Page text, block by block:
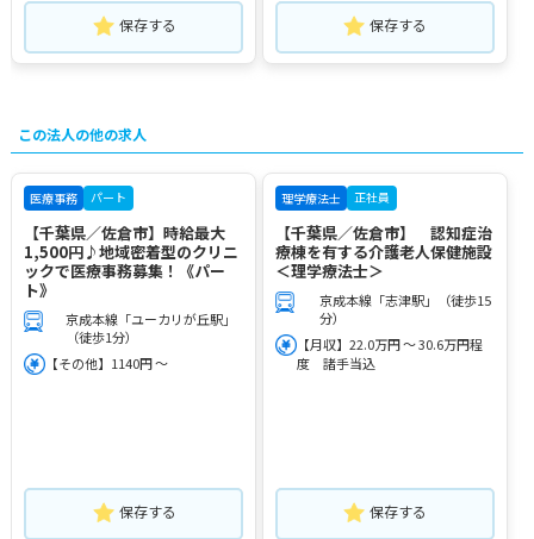
保存する 保存する
この法人の他の求人
医療事務 パート
【千葉県／佐倉市】時給最大
1,500円♪地域密着型のクリニ
ックで医療事務募集！《パー
ト》
京成本線「ユーカリが丘駅」
（徒歩1分）
【その他】1140円 ～
保存する
理学療法士 正社員
【千葉県／佐倉市】 認知症治
療棟を有する介護老人保健施設
＜理学療法士＞
京成本線「志津駅」（徒歩15
分）
【月収】22.0万円 ～ 30.6万円程
度 諸手当込
保存する